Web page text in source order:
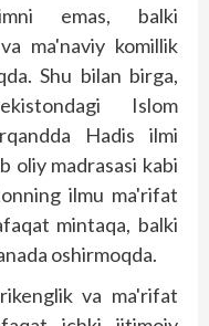
emas, balki
ma'naviy komillik
Shu bilan birga,
Islom
Hadis ilmi
oliy madrasasi kabi
ilmu ma'rifat
mintaqa, balki
oshirmoqda.
va ma'rifat